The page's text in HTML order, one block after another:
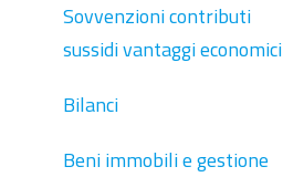
Sovvenzioni contributi
sussidi vantaggi economici
Bilanci
Beni immobili e gestione